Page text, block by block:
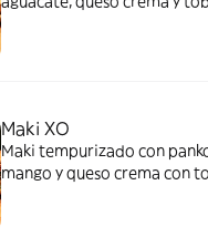
Maki XO
Maki tempurizado con
mango y queso crema con